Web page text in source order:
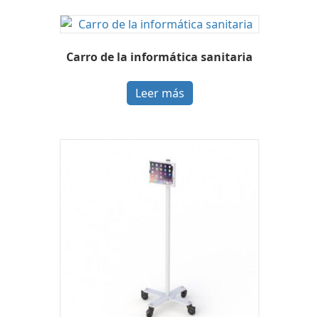
Carro de la informática sanitaria
Leer más